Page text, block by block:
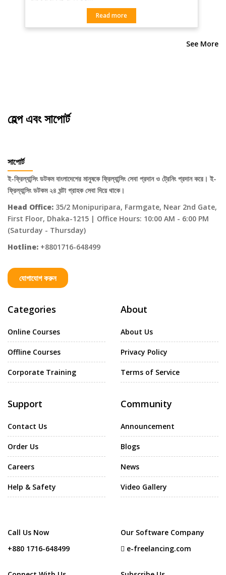
Read more
See More
হেল্প এবং সাপোর্ট
সাপোর্ট
ই-ফ্রিল্যান্সিং ডটকম বাংলাদেশের মানুষকে ফ্রিল্যান্সিং সেবা প্রদান ও ট্রেনিং প্রদান করে। ই-
ফ্রিল্যান্সিং ডটকম ২৪ ঘন্টা গ্রাহক সেবা দিয়ে থাকে।
Head Office: 35/2 Monipuripara, Farmgate, Near 2nd Gate,
First Floor, Dhaka-1215 | Office Hours: 10:00 AM - 6:00 PM
(Saturday - Thursday)
Hotline: +8801716-648499
যোগাযোগ করুন
Categories
Online Courses
Offline Courses
Corporate Training
About
About Us
Privacy Policy
Terms of Service
Support
Contact Us
Order Us
Careers
Help & Safety
Community
Announcement
Blogs
News
Video Gallery
Call Us Now
+880 1716-648499
Our Software Company
e-freelancing.com